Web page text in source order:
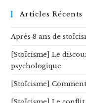
siteArticles Récents
Après 8 ans de
[Stoïcisme] Le
psychologique
[Stoïcisme]